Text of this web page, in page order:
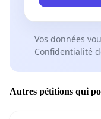
Vos données
Confidentialité
Autres pétitions qui